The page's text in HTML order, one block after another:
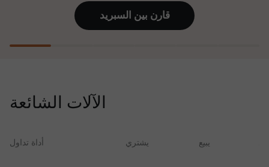
إنستا فوركس على هاتف آيفون أو ماك
بوك أو رحلة أحلامه بمجرد إيداعه مبلغًا
من المال.
خسائرك ويضمن لك مضاعفة أرباحك
ثلاث مرات خلال ستة أشهر. تداول
قارن بين السبرید
الآلات الشائعة
أداة تداول يشتري يبيع